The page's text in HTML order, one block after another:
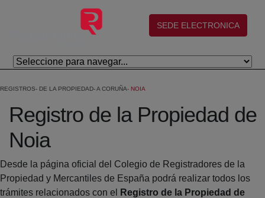
Salta al contingut principal
(abre en nueva ventana)
SEDE ELECTRONICA
REGISTROS DE LA PROPIEDAD A CORUÑA NOIA
Registro de la Propiedad de
Noia
Desde la página oficial del Colegio de Registradores de la
Propiedad y Mercantiles de España podrá realizar todos los
trámites relacionados con el
Registro de la Propiedad de